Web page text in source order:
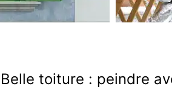
Belle toiture : peindre